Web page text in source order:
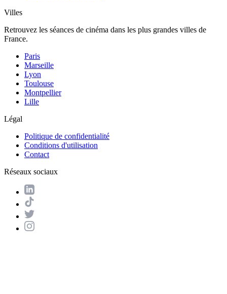
Villes
Retrouvez les séances de cinéma dans les plus grandes villes de
France.
Paris
Marseille
Lyon
Toulouse
Montpellier
Lille
Légal
Politique de confidentialité
Conditions d'utilisation
Contact
Réseaux sociaux